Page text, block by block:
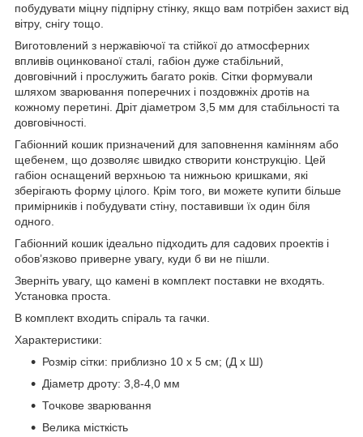
побудувати міцну підпірну стінку, якщо вам потрібен захист від
вітру, снігу тощо.
Виготовлений з нержавіючої та стійкої до атмосферних
впливів оцинкованої сталі, габіон дуже стабільний,
довговічний і прослужить багато років. Сітки формували
шляхом зварювання поперечних і поздовжніх дротів на
кожному перетині. Дріт діаметром 3,5 мм для стабільності та
довговічності.
Габіонний кошик призначений для заповнення камінням або
щебенем, що дозволяє швидко створити конструкцію. Цей
габіон оснащений верхньою та нижньою кришками, які
зберігають форму цілого. Крім того, ви можете купити більше
примірників і побудувати стіну, поставивши їх один біля
одного.
Габіонний кошик ідеально підходить для садових проектів і
обов’язково приверне увагу, куди б ви не пішли.
Зверніть увагу, що камені в комплект поставки не входять.
Установка проста.
В комплект входить спіраль та гачки.
Характеристики:
Розмір сітки: приблизно 10 x 5 см; (Д x Ш)
Діаметр дроту: 3,8-4,0 мм
Точкове зварювання
Велика місткість